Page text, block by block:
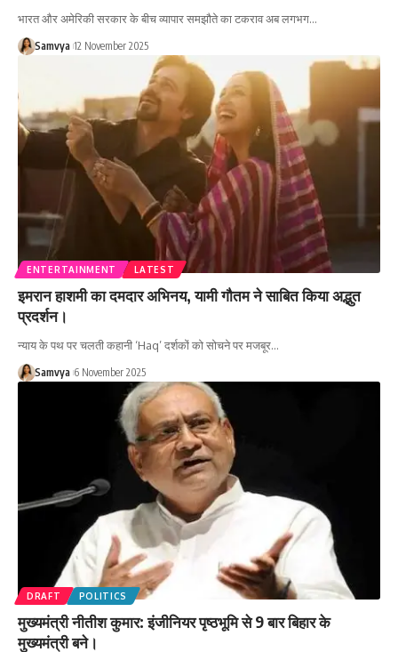
भारत और अमेरिकी सरकार के बीच व्यापार समझौते का टकराव अब लगभग…
Samvya 12 November 2025
ENTERTAINMENT LATEST
इमरान हाशमी का दमदार अभिनय, यामी गौतम ने साबित किया अद्भुत
प्रदर्शन।
न्याय के पथ पर चलती कहानी ‘Haq’ दर्शकों को सोचने पर मजबूर…
Samvya 6 November 2025
DRAFT POLITICS
मुख्यमंत्री नीतीश कुमार: इंजीनियर पृष्ठभूमि से 9 बार बिहार के
मुख्यमंत्री बने।